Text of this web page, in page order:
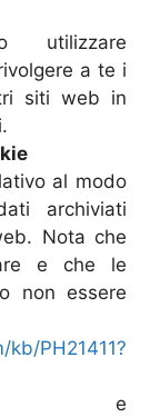
utilizzare
a te i
siti web in
al modo
archiviati
Nota che
e che le
non essere
PH21411?
e